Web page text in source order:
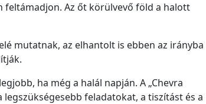
feltámadjon. Az őt körülvevő föld a halott
mutatnak, az elhantolt is ebben az irányba
ha még a halál napján. A „Chevra
legszükségesebb feladatokat, a tiszítást és a